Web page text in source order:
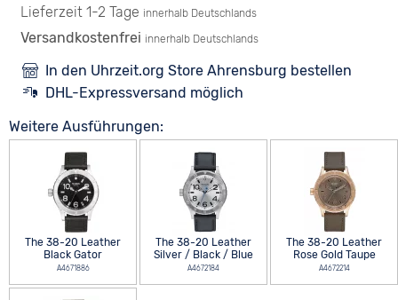
Lieferzeit 1-2 Tage innerhalb Deutschlands
Versandkostenfrei innerhalb Deutschlands
In den Uhrzeit.org Store Ahrensburg bestellen
DHL-Expressversand möglich
Weitere Ausführungen:
The 38-20 Leather
Black Gator
A4671886
The 38-20 Leather
Silver / Black / Blue
A4672184
The 38-20 Leather
Rose Gold Taupe
A4672214